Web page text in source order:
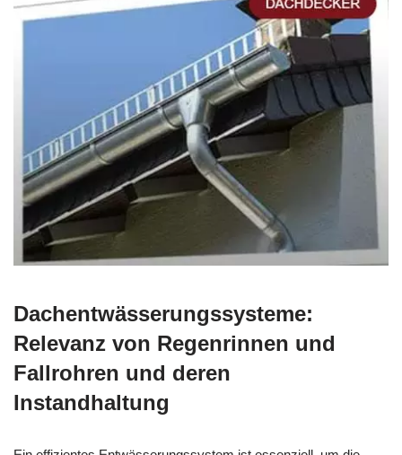
Dachentwässerungssysteme:
Relevanz von Regenrinnen und
Fallrohren und deren
Instandhaltung